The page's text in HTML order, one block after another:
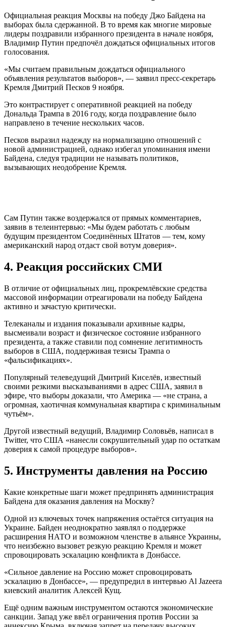
Официальная реакция Москвы на победу Джо Байдена на
выборах была сдержанной. В то время как многие мировые
лидеры поздравили избранного президента в начале ноября,
Владимир Путин предпочёл дождаться официальных итогов
голосования.
«Мы считаем правильным дождаться официального
объявления результатов выборов», — заявил пресс-секретарь
Кремля Дмитрий Песков 9 ноября.
Это контрастирует с оперативной реакцией на победу
Дональда Трампа в 2016 году, когда поздравление было
направлено в течение нескольких часов.
Песков выразил надежду на нормализацию отношений с
новой администрацией, однако избегал упоминания имени
Байдена, следуя традиции не называть политиков,
вызывающих неодобрение Кремля.
Сам Путин также воздержался от прямых комментариев,
заявив в телеинтервью: «Мы будем работать с любым
будущим президентом Соединённых Штатов — тем, кому
американский народ отдаст свой вотум доверия».
4. Реакция российских СМИ
В отличие от официальных лиц, прокремлёвские средства
массовой информации отреагировали на победу Байдена
активно и зачастую критически.
Телеканалы и издания показывали архивные кадры,
высмеивали возраст и физическое состояние избранного
президента, а также ставили под сомнение легитимность
выборов в США, поддерживая тезисы Трампа о
«фальсификациях».
Популярный телеведущий Дмитрий Киселёв, известный
своими резкими высказываниями в адрес США, заявил в
эфире, что выборы доказали, что Америка — «не страна, а
огромная, хаотичная коммунальная квартира с криминальным
чутьём».
Другой известный ведущий, Владимир Соловьёв, написал в
Twitter, что США «нанесли сокрушительный удар по остаткам
доверия к самой процедуре выборов».
5. Инструменты давления на Россию
Какие конкретные шаги может предпринять администрация
Байдена для оказания давления на Москву?
Одной из ключевых точек напряжения остаётся ситуация на
Украине. Байден неоднократно заявлял о поддержке
расширения НАТО и возможном членстве в альянсе Украины,
что неизбежно вызовет резкую реакцию Кремля и может
спровоцировать эскалацию конфликта в Донбассе.
«Сильное давление на Россию может спровоцировать
эскалацию в Донбассе», — предупредил в интервью Al Jazeera
киевский аналитик Алексей Кущ.
Ещё одним важным инструментом остаются экономические
санкции. Запад уже ввёл ограничения против России за